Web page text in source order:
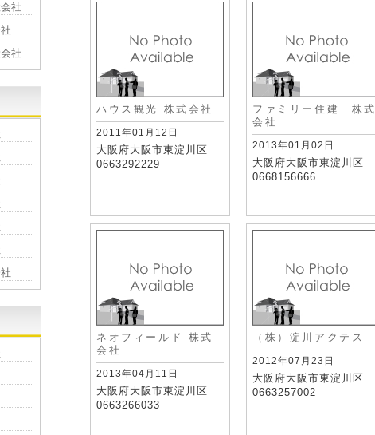
ハウス観光 株式会社
2011年01月12日
大阪府大阪市東淀川区
0663292229
ファミリー住建 株式
会社
2013年01月02日
大阪府大阪市東淀川区
0668156666
ネオフィールド 株式
会社
2013年04月11日
大阪府大阪市東淀川区
0663266033
（株）淀川アクテス
2012年07月23日
大阪府大阪市東淀川区
0663257002
社
社